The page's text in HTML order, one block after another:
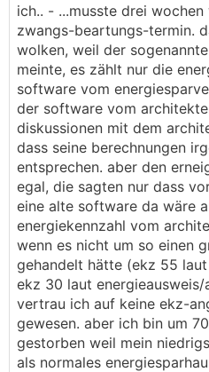
ich.. - ...musste drei
zwangs-beartungs-termin.
wolken, weil der
meinte, es zählt nur die
software vom
der software vom
diskussionen mit dem
dass seine berechnungen
entsprechen. aber den
egal, die sagten nur dass
eine alte software da wäre
energiekennzahl vom
wenn es nicht um so einen
gehandelt hätte (ekz 55
ekz 30 laut
vertrau ich auf keine ekz-
gewesen. aber ich bin um
gestorben weil mein
als normales